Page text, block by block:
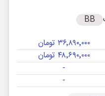
BB
۳۶٬۸۹۰٬۰۰۰ تومان
۴۸٬۶۹۰٬۰۰۰ تومان
-
-